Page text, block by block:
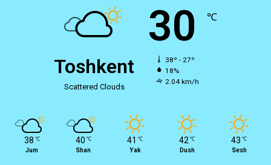
Toshkent
Scattered Clouds
30 ℃
38º - 27º
18%
2.04 km/h
38 ℃
Jum
40 ℃
Shan
41 ℃
Yak
42 ℃
Dush
43 ℃
Sesh